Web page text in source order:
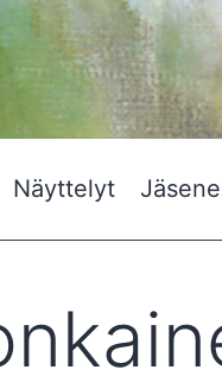
Näyttelyt